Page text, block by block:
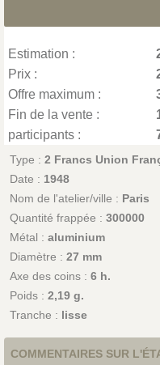
Estimation :
Prix :
Offre maximum :
Fin de la vente :
participants :
Type : 2 Francs Union
Date : 1948
Nom de l'atelier/ville : Paris
Quantité frappée : 300000
Métal : aluminium
Diamètre : 27 mm
Axe des coins : 6 h.
Poids : 2,19 g.
Tranche : lisse
COMMENTAIRES SUR